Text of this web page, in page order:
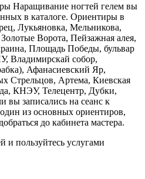
Наращивание ногтей гелем вы
в каталоге. Ориентиры в
Лукьяновка, Мельникова,
Ворота, Пейзажная алея,
Площадь Победы, бульвар
Владимирскай собор,
Афанасиевский Яр,
Стрельцов, Артема, Киевская
КНЭУ, Телецентр, Дубки,
записались на сеанс к
из основных ориентиров,
до кабинета мастера.
и пользуйтесь услугами